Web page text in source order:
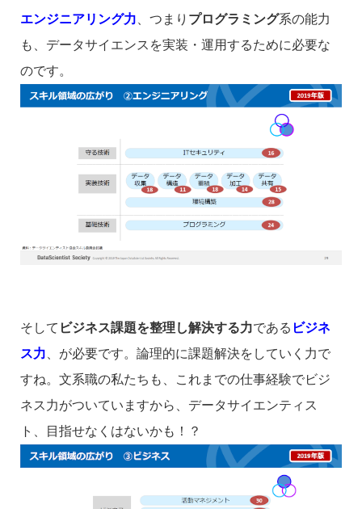
エンジニアリング力 、つまり プログラミング系の能力
も、データサイエンスを実装・運用するために必要な
のです。
そして ビジネス課題を整理し解決する力である ビジネ
ス力 、が必要です。論理的に課題解決をしていく力で
すね。文系職の私たちも、これまでの仕事経験でビジ
ネス力がついていますから、データサイエンティス
ト、目指せなくはないかも！？